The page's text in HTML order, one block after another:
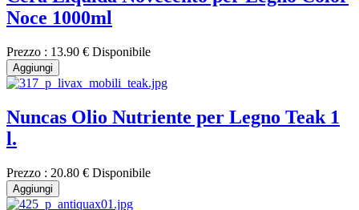
Noce 1000ml
Prezzo : 13.90 € Disponibile
Aggiungi
Nuncas Olio Nutriente per Legno Teak 1
l.
Prezzo : 20.80 € Disponibile
Aggiungi